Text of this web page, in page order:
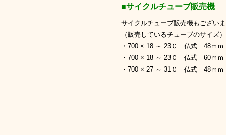
■サイクルチューブ販売機
サイクルチューブ販売機もござい
（販売しているチューブのサイズ）
・700 × 18 ～ 23Ｃ 仏式 48ｍｍ
・700 × 18 ～ 23Ｃ 仏式 60ｍｍ
・700 × 27 ～ 31Ｃ 仏式 48ｍｍ